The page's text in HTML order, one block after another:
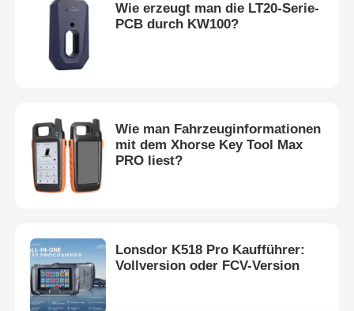
Wie erzeugt man die LT20-Serie-
PCB durch KW100?
Wie man Fahrzeuginformationen
mit dem Xhorse Key Tool Max
PRO liest?
Lonsdor K518 Pro Kaufführer:
Vollversion oder FCV-Version